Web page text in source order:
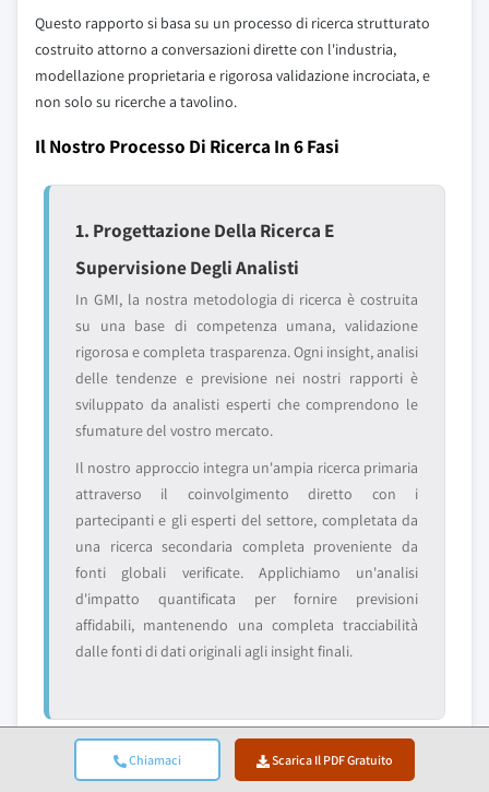
Chiamaci Scarica Il PDF Gratuito
Questo rapporto si basa su un processo di ricerca strutturato
costruito attorno a conversazioni dirette con l'industria,
modellazione proprietaria e rigorosa validazione incrociata, e
non solo su ricerche a tavolino.
Il Nostro Processo Di Ricerca In 6 Fasi
1. Progettazione Della Ricerca E
Supervisione Degli Analisti
In GMI, la nostra metodologia di ricerca è costruita
su una base di competenza umana, validazione
rigorosa e completa trasparenza. Ogni insight, analisi
delle tendenze e previsione nei nostri rapporti è
sviluppato da analisti esperti che comprendono le
sfumature del vostro mercato.
Il nostro approccio integra un'ampia ricerca primaria
attraverso il coinvolgimento diretto con i
partecipanti e gli esperti del settore, completata da
una ricerca secondaria completa proveniente da
fonti globali verificate. Applichiamo un'analisi
d'impatto quantificata per fornire previsioni
affidabili, mantenendo una completa tracciabilità
dalle fonti di dati originali agli insight finali.